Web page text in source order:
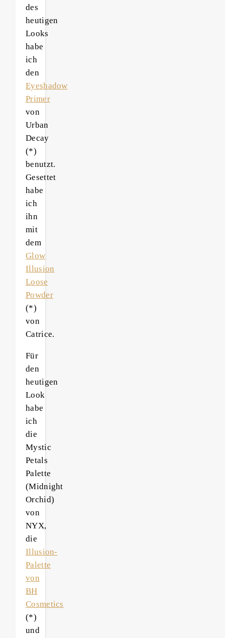
des
heutigen
Looks
habe
ich
den
Eyeshadow
Primer
von
Urban
Decay
(*)
benutzt.
Gesettet
habe
ich
ihn
mit
dem
Glow
Illusion
Loose
Powder
(*)
von
Catrice.
Für
den
heutigen
Look
habe
ich
die
Mystic
Petals
Palette
(Midnight
Orchid)
von
NYX,
die
Illusion-
Palette
von
BH
Cosmetics
(*)
und